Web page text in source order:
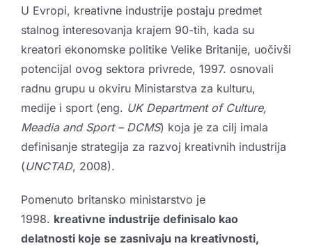
U Evropi, kreativne industrije postaju predmet
stalnog interesovanja krajem 90-tih, kada su
kreatori ekonomske politike Velike Britanije, uočivši
potencijal ovog sektora privrede, 1997. osnovali
radnu grupu u okviru Ministarstva za kulturu,
medije i sport (eng. UK Department of Culture,
Meadia and Sport – DCMS) koja je za cilj imala
definisanje strategija za razvoj kreativnih industrija
(UNCTAD, 2008).
Pomenuto britansko ministarstvo je
1998. kreativne industrije definisalo kao
delatnosti koje se zasnivaju na kreativnosti,